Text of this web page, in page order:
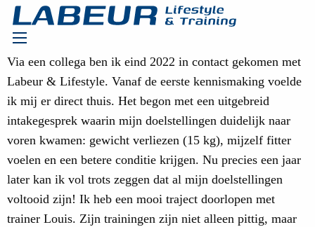
Via een collega ben ik eind 2022 in contact gekomen met
Labeur & Lifestyle. Vanaf de eerste kennismaking voelde
ik mij er direct thuis. Het begon met een uitgebreid
intakegesprek waarin mijn doelstellingen duidelijk naar
voren kwamen: gewicht verliezen (15 kg), mijzelf fitter
voelen en een betere conditie krijgen. Nu precies een jaar
later kan ik vol trots zeggen dat al mijn doelstellingen
voltooid zijn! Ik heb een mooi traject doorlopen met
trainer Louis. Zijn trainingen zijn niet alleen pittig, maar